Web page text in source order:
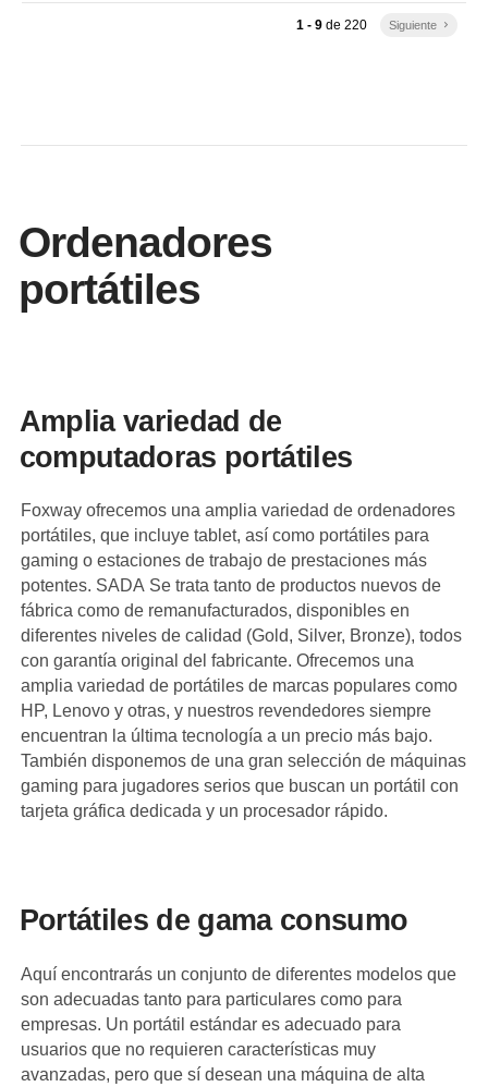
1 - 9de 220 Siguiente keyboard_arrow_right
Ordenadores
portátiles
Amplia variedad de
computadoras portátiles
Foxway ofrecemos una amplia variedad de ordenadores
portátiles, que incluye tablet, así como portátiles para
gaming o estaciones de trabajo de prestaciones más
potentes. SADA Se trata tanto de productos nuevos de
fábrica como de remanufacturados, disponibles en
diferentes niveles de calidad (Gold, Silver, Bronze), todos
con garantía original del fabricante. Ofrecemos una
amplia variedad de portátiles de marcas populares como
HP, Lenovo y otras, y nuestros revendedores siempre
encuentran la última tecnología a un precio más bajo.
También disponemos de una gran selección de máquinas
gaming para jugadores serios que buscan un portátil con
tarjeta gráfica dedicada y un procesador rápido.
Portátiles de gama consumo
Aquí encontrarás un conjunto de diferentes modelos que
son adecuadas tanto para particulares como para
empresas. Un portátil estándar es adecuado para
usuarios que no requieren características muy
avanzadas, pero que sí desean una máquina de alta